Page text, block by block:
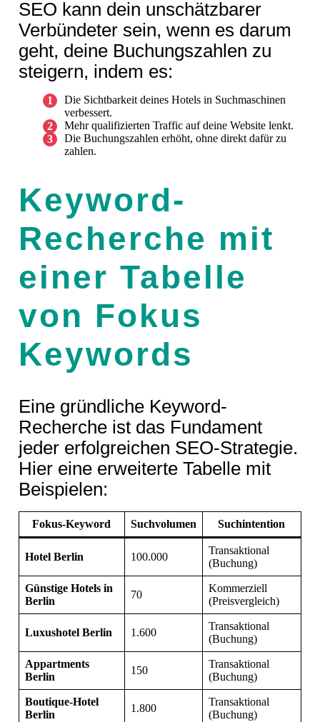
SEO kann dein unschätzbarer
Verbündeter sein, wenn es darum
geht, deine Buchungszahlen zu
steigern, indem es:
Die Sichtbarkeit deines Hotels in Suchmaschinen
verbessert.
Mehr qualifizierten Traffic auf deine Website lenkt.
Die Buchungszahlen erhöht, ohne direkt dafür zu
zahlen.
Keyword-
Recherche mit
einer Tabelle
von Fokus
Keywords
Eine gründliche Keyword-
Recherche ist das Fundament
jeder erfolgreichen SEO-Strategie.
Hier eine erweiterte Tabelle mit
Beispielen:
Fokus-Keyword Suchvolumen Suchintention
Hotel Berlin 100.000
Transaktional
(Buchung)
Günstige Hotels in
Berlin
70
Kommerziell
(Preisvergleich)
Luxushotel Berlin 1.600
Transaktional
(Buchung)
Appartments
Berlin
150
Transaktional
(Buchung)
Boutique-Hotel
Berlin
1.800
Transaktional
(Buchung)